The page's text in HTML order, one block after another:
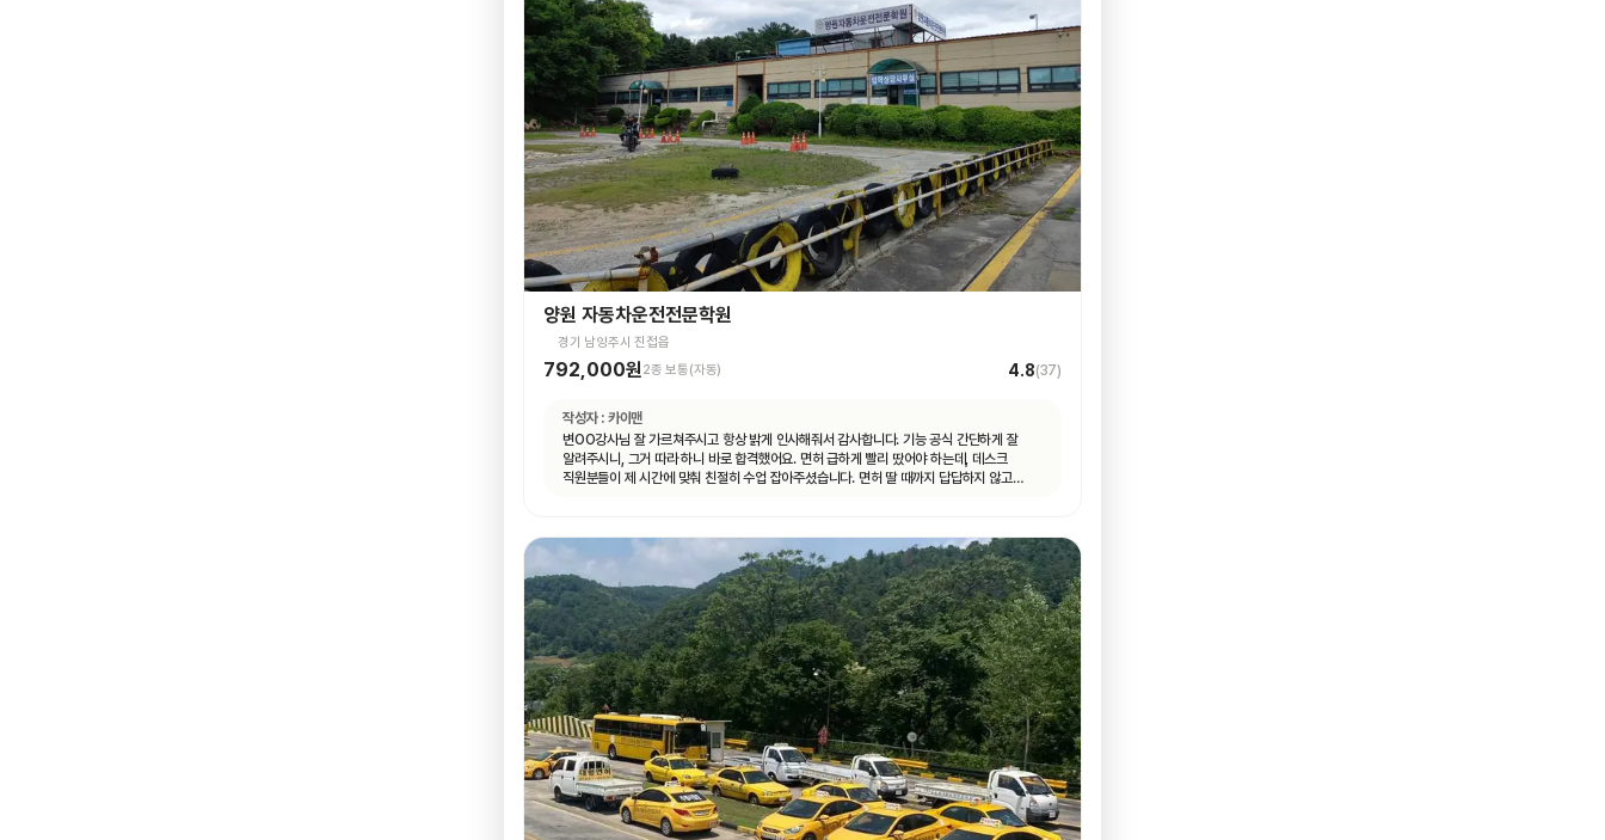
양원 자동차운전전문학원
경기 남양주시 진접읍
792,000원 2종 보통(자동) 4.8(37)
작성자 : 카이맨
변OO강사님 잘 가르쳐주시고 항상 밝게 인사해줘서 감사합니다. 기능 공식 간단하게 잘
알려주시니, 그거 따라 하니 바로 합격했어요. 면허 급하게 빨리 땄어야 하는데, 데스크
직원분들이 제 시간에 맞춰 친절히 수업 잡아주셨습니다. 면허 딸 때까지 답답하지 않고